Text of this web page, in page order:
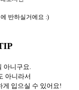
반하실거에요 :)
아니구요.
아니라서
게 입으실 수 있어요!